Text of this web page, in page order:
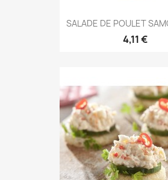
SALADE DE POULET
4,11 €